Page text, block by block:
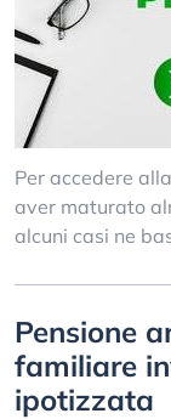
Per accedere
aver maturato
alcuni casi ne
Pensione
familiare
ipotizzata